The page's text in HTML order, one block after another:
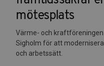
mötesplats
Värme- och
Sigholm för att
och arbetssätt.